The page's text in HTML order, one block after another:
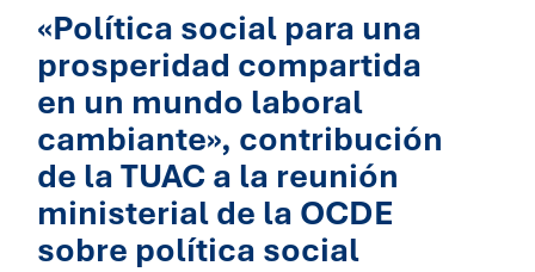
«Política social para una
prosperidad compartida
en un mundo laboral
cambiante», contribución
de la TUAC a la reunión
ministerial de la OCDE
sobre política social